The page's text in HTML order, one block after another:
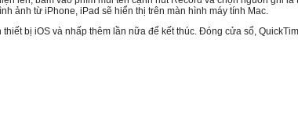
ảnh từ iPhone, iPad sẽ hiển thị trên màn hình máy tính Mac.
bị iOS và nhấp thêm lần nữa để kết thúc. Đóng cửa sổ,